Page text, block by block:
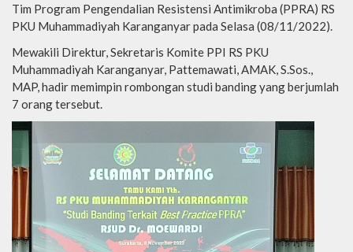
Tim Program Pengendalian Resistensi Antimikroba (PPRA) RS
PKU Muhammadiyah Karanganyar pada Selasa (08/11/2022).
Mewakili Direktur, Sekretaris Komite PPI RS PKU
Muhammadiyah Karanganyar, Pattemawati, AMAK, S.Sos.,
MAP, hadir memimpin rombongan studi banding yang berjumlah
7 orang tersebut.